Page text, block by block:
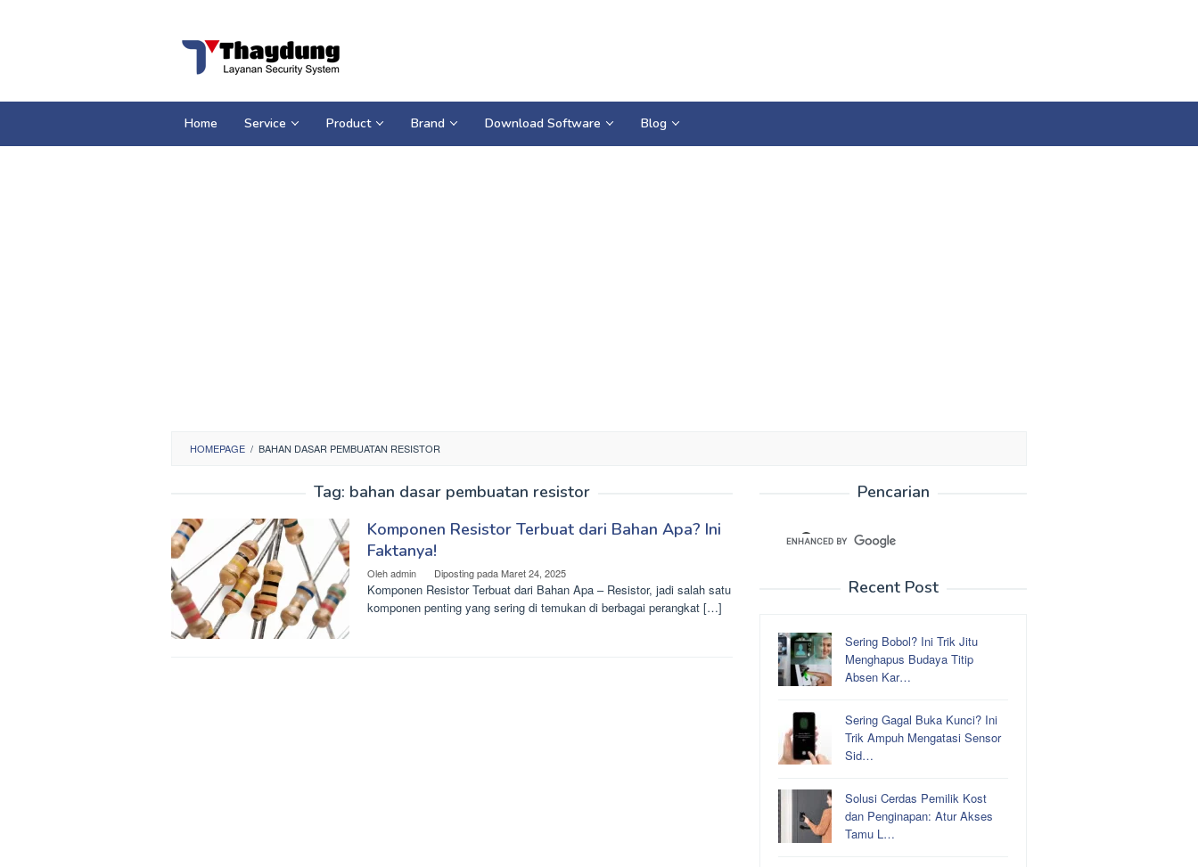
Home Service Product Brand Download Software Blog
HOMEPAGE / BAHAN DASAR PEMBUATAN RESISTOR
Tag: bahan dasar pembuatan resistor
Komponen Resistor Terbuat dari Bahan Apa? Ini
Faktanya!
Olehadmin Diposting padaMaret 24, 2025
Komponen Resistor Terbuat dari Bahan Apa – Resistor, jadi salah satu
komponen penting yang sering di temukan di berbagai perangkat […]
Pencarian
Recent Post
Sering Bobol? Ini Trik Jitu
Menghapus Budaya Titip
Absen Kar…
Sering Gagal Buka Kunci? Ini
Trik Ampuh Mengatasi Sensor
Sid…
Solusi Cerdas Pemilik Kost
dan Penginapan: Atur Akses
Tamu L…